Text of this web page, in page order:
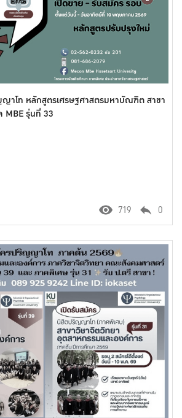
าโท หลักสูตรเศรษฐศาสตรมหาบัณฑิต สาขา
MBE รุ่นที่ 33
719 0